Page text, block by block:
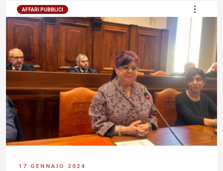
AFFARI PUBBLICI
17 GENNAIO 2024